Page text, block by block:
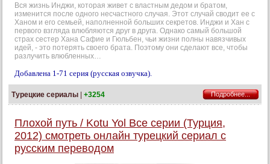
Вся жизнь Инджи, которая живет с властным дедом и братом,
изменится после одного несчастного случая. Этот случай сводит ее с
Ханом и его семьей, наполненной больших секретов. Инджи и Хан с
первого взгляда влюбляются друг в друга. Однако самый большой
страх сестер Хана Сафие и Гюльбен, чьи жизни полны навязчивых
идей, - это потерять своего брата. Поэтому они сделают все, чтобы
разлучить влюбленных…
Добавлена 1-71 серия (русская озвучка).
Турецкие сериалы | +3254 Подробнее...
Плохой путь / Kotu Yol Все серии (Турция,
2012) смотреть онлайн турецкий сериал с
русским переводом